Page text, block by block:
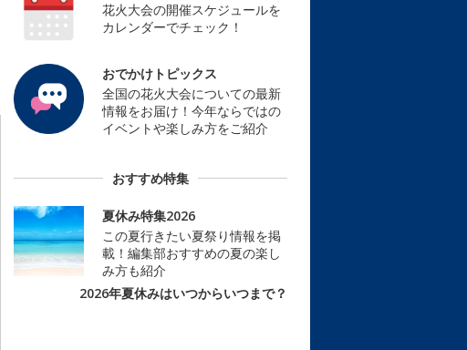
花火大会の開催スケジュールを
カレンダーでチェック！
おでかけトピックス
全国の花火大会についての最新
情報をお届け！今年ならではの
イベントや楽しみ方をご紹介
おすすめ特集
夏休み特集2026
この夏行きたい夏祭り情報を掲
載！編集部おすすめの夏の楽し
み方も紹介
2026年夏休みはいつからいつまで？